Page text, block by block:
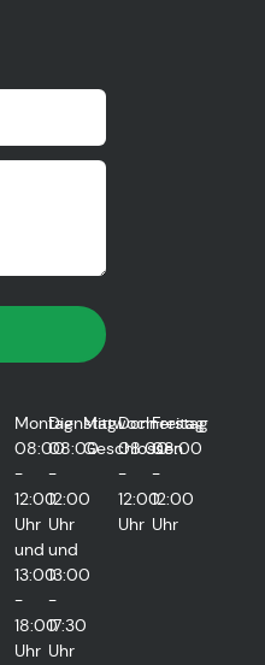
Montag
08:00
-
12:00
Uhr
und
13:00
-
18:00
Uhr
Dienstag
08:00
-
12:00
Uhr
und
13:00
-
17:30
Uhr
Mittwoch
Geschlossen
Donnerstag
08:00
-
12:00
Uhr
Freitag
08:00
-
12:00
Uhr